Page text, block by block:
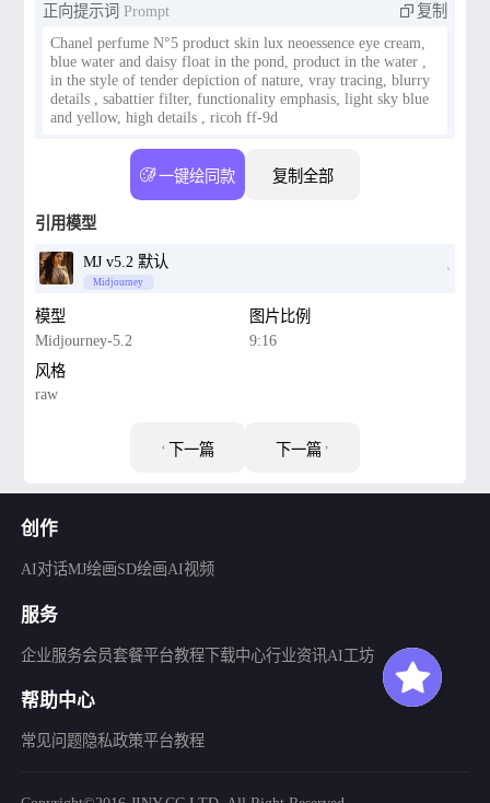
正向提示词 Prompt
复制
Chanel perfume N°5 product skin lux neoessence eye cream,
blue water and daisy float in the pond, product in the water ,
in the style of tender depiction of nature, vray tracing, blurry
details , sabattier filter, functionality emphasis, light sky blue
and yellow, high details , ricoh ff-9d
一键绘同款 复制全部
引用模型
MJ v5.2 默认
Midjourney
模型
Midjourney-5.2
图片比例
9:16
风格
raw
下一篇 下一篇
创作
AI对话MJ绘画SD绘画AI视频
服务
企业服务会员套餐平台教程 下载中心行业资讯AI工坊
帮助中心
常见问题隐私政策平台教程